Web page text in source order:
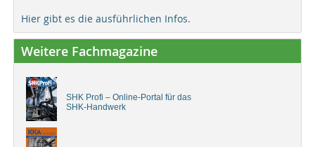
Hier gibt es die ausführlichen Infos.
Weitere Fachmagazine
SHK Profi – Online-Portal für das
SHK-Handwerk